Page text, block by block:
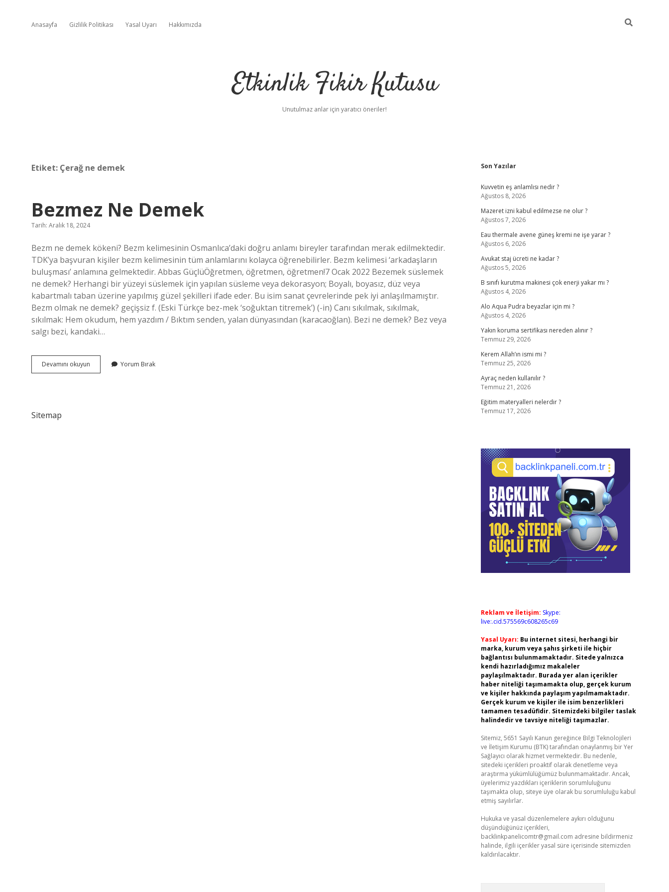
Anasayfa Gizlilik Politikası Yasal Uyarı Hakkımızda
Etkinlik Fikir Kutusu
Unutulmaz anlar için yaratıcı öneriler!
Etiket: Çerağ ne demek
Bezmez Ne Demek
Tarih: Aralık 18, 2024
Bezm ne demek kökeni? Bezm kelimesinin Osmanlıca’daki doğru anlamı bireyler tarafından merak edilmektedir.
TDK’ya başvuran kişiler bezm kelimesinin tüm anlamlarını kolayca öğrenebilirler. Bezm kelimesi ‘arkadaşların
buluşması’ anlamına gelmektedir. Abbas GüçlüÖğretmen, öğretmen, öğretmen!7 Ocak 2022 Bezemek süslemek
ne demek? Herhangi bir yüzeyi süslemek için yapılan süsleme veya dekorasyon; Boyalı, boyasız, düz veya
kabartmalı taban üzerine yapılmış güzel şekilleri ifade eder. Bu isim sanat çevrelerinde pek iyi anlaşılmamıştır.
Bezm olmak ne demek? geçişsiz f. (Eski Türkçe bez-mek ‘soğuktan titremek’) (-in) Canı sıkılmak, sıkılmak,
sıkılmak: Hem okudum, hem yazdım / Bıktım senden, yalan dünyasından (karacaoğlan). Bezi ne demek? Bez veya
salgı bezi, kandaki…
Devamını okuyun Bezmez
Ne
Yorum Bırak
Sitemap
Sidebar
Son Yazılar
Kuvvetin eş anlamlısı nedir ?
Ağustos 8, 2026
Mazeret izni kabul edilmezse ne olur ?
Ağustos 7, 2026
Eau thermale avene güneş kremi ne işe yarar ?
Ağustos 6, 2026
Avukat staj ücreti ne kadar ?
Ağustos 5, 2026
B sınıfı kurutma makinesi çok enerji yakar mı ?
Ağustos 4, 2026
Alo Aqua Pudra beyazlar için mi ?
Ağustos 4, 2026
Yakın koruma sertifikası nereden alınır ?
Temmuz 29, 2026
Kerem Allah’ın ismi mi ?
Temmuz 25, 2026
Ayraç neden kullanılır ?
Temmuz 21, 2026
Eğitim materyalleri nelerdir ?
Temmuz 17, 2026
Reklam ve İletişim: Skype:
live:.cid.575569c608265c69
Yasal Uyarı: Bu internet sitesi, herhangi bir
marka, kurum veya şahıs şirketi ile hiçbir
bağlantısı bulunmamaktadır. Sitede yalnızca
kendi hazırladığımız makaleler
paylaşılmaktadır. Burada yer alan içerikler
haber niteliği taşımamakta olup, gerçek kurum
ve kişiler hakkında paylaşım yapılmamaktadır.
Gerçek kurum ve kişiler ile isim benzerlikleri
tamamen tesadüfidir. Sitemizdeki bilgiler taslak
halindedir ve tavsiye niteliği taşımazlar.
Sitemiz, 5651 Sayılı Kanun gereğince Bilgi Teknolojileri
ve İletişim Kurumu (BTK) tarafından onaylanmış bir Yer
Sağlayıcı olarak hizmet vermektedir. Bu nedenle,
sitedeki içerikleri proaktif olarak denetleme veya
araştırma yükümlülüğümüz bulunmamaktadır. Ancak,
üyelerimiz yazdıkları içeriklerin sorumluluğunu
taşımakta olup, siteye üye olarak bu sorumluluğu kabul
etmiş sayılırlar.
Hukuka ve yasal düzenlemelere aykırı olduğunu
düşündüğünüz içerikleri,
backlinkpanelicomtr@gmail.com adresine bildirmeniz
halinde, ilgili içerikler yasal süre içerisinde sitemizden
kaldırılacaktır.